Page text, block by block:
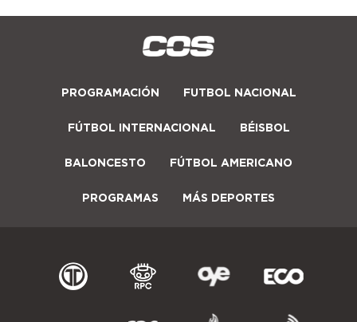
PROGRAMACIÓN FUTBOL NACIONAL
FÚTBOL INTERNACIONAL BÉISBOL
BALONCESTO FÚTBOL AMERICANO
PROGRAMAS MÁS DEPORTES